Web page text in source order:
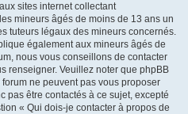
sites internet collectant
mineurs âgés de moins de 13 ans un
tuteurs légaux des mineurs concernés.
également aux mineurs âgés de
nous vous conseillons de contacter
renseigner. Veuillez noter que phpBB
ne peuvent pas vous proposer
pas être contactés à ce sujet, excepté
« Qui dois-je contacter à propos de